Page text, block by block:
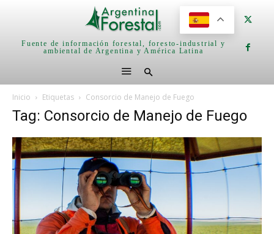
Fuente de información forestal, foresto-industrial y
ambiental de Argentina y América Latina
Inicio Etiquetas Consorcio de Manejo de Fuego
Tag: Consorcio de Manejo de Fuego